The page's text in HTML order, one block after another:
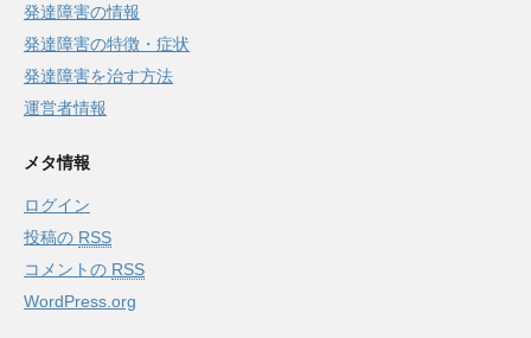
発達障害の情報
発達障害の特徴・症状
発達障害を治す方法
運営者情報
メタ情報
ログイン
投稿の RSS
コメントの RSS
WordPress.org